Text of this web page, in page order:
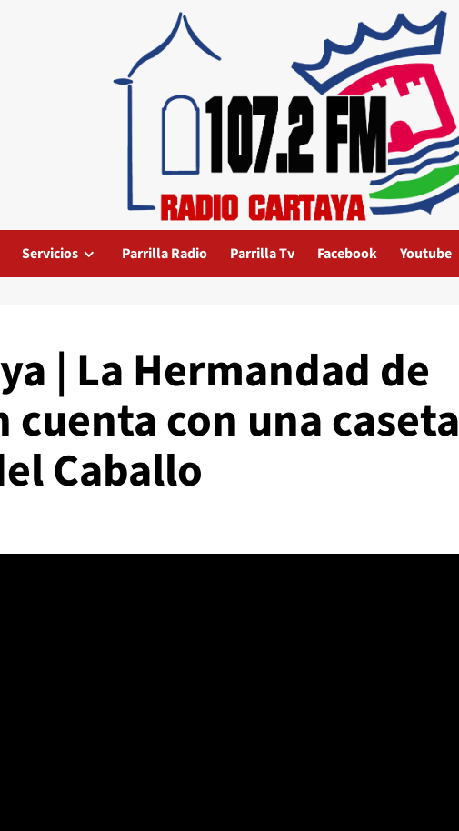
Servicios Parrilla Radio Parrilla Tv Facebook Youtube
| La Hermandad de
cuenta con una caseta
Caballo